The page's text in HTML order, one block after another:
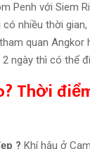
Penh với Siem
có nhiều thời
quan Angkor
ngày thì có thể
Thời
? Khí hậu ở